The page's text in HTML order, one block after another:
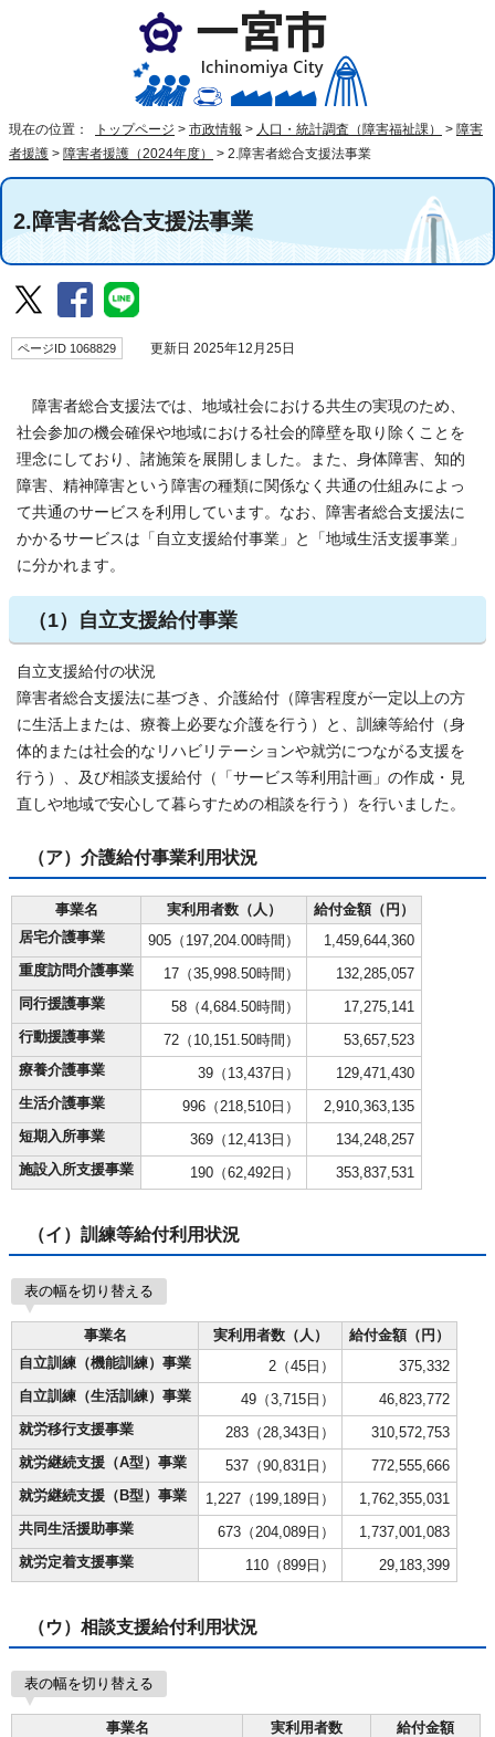
現在の位置： トップページ > 市政情報 > 人口・統計調査（障害福祉課） > 障害
者援護 > 障害者援護（2024年度） > 2.障害者総合支援法事業
2.障害者総合支援法事業
ページID 1068829 更新日 2025年12月25日
障害者総合支援法では、地域社会における共生の実現のため、
社会参加の機会確保や地域における社会的障壁を取り除くことを
理念にしており、諸施策を展開しました。また、身体障害、知的
障害、精神障害という障害の種類に関係なく共通の仕組みによっ
て共通のサービスを利用しています。なお、障害者総合支援法に
かかるサービスは「自立支援給付事業」と「地域生活支援事業」
に分かれます。
（1）自立支援給付事業
自立支援給付の状況
障害者総合支援法に基づき、介護給付（障害程度が一定以上の方
に生活上または、療養上必要な介護を行う）と、訓練等給付（身
体的または社会的なリハビリテーションや就労につながる支援を
行う）、及び相談支援給付（「サービス等利用計画」の作成・見
直しや地域で安心して暮らすための相談を行う）を行いました。
（ア）介護給付事業利用状況
事業名 実利用者数（人）
給付金額（円）
居宅介護事業
905（197,204.00時間）
1,459,644,360
重度訪問介護事業
17（35,998.50時間）
132,285,057
同行援護事業
58（4,684.50時間）
17,275,141
行動援護事業
72（10,151.50時間）
53,657,523
療養介護事業
39（13,437日）
129,471,430
生活介護事業
996（218,510日）
2,910,363,135
短期入所事業
369（12,413日）
134,248,257
施設入所支援事業
190（62,492日） 353,837,531
（イ）訓練等給付利用状況
表の幅を切り替える
事業名 実利用者数（人）
給付金額（円）
自立訓練（機能訓練）事業
2（45日）
375,332
自立訓練（生活訓練）事業
49（3,715日）
46,823,772
就労移行支援事業
283（28,343日）
310,572,753
就労継続支援（A型）事業
537（90,831日）
772,555,666
就労継続支援（B型）事業
1,227（199,189日）
1,762,355,031
共同生活援助事業
673（204,089日）
1,737,001,083
就労定着支援事業
110（899日） 29,183,399
（ウ）相談支援給付利用状況
表の幅を切り替える
事業名
実利用者数
給付金額